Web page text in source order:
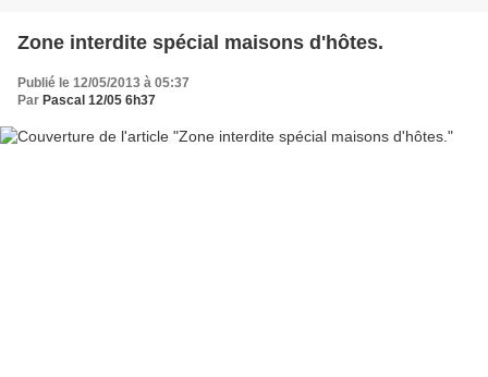
Zone interdite spécial maisons d'hôtes.
Publié le 12/05/2013 à 05:37
Par Pascal 12/05 6h37